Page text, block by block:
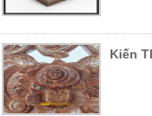
Kiến